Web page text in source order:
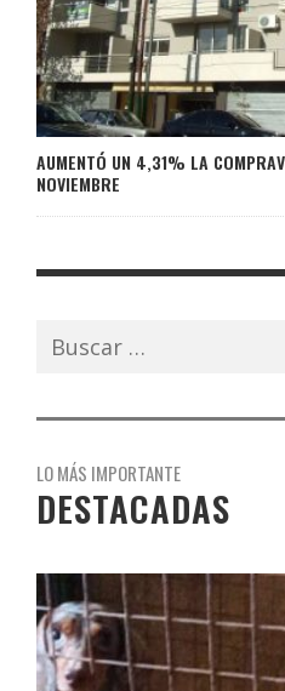
AUMENTÓ UN 4,31% LA
NOVIEMBRE
Buscar:
LO MÁS IMPORTANTE
DESTACADAS